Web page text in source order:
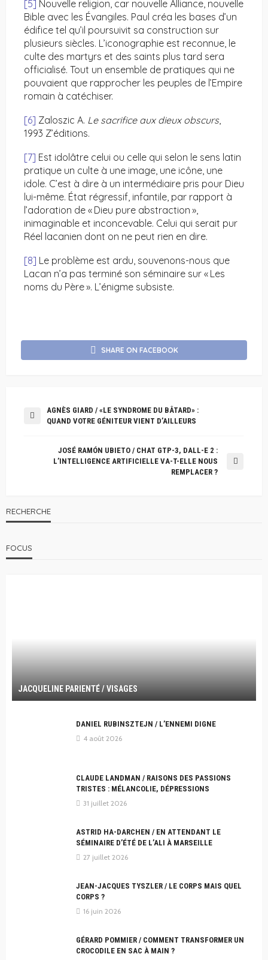
[5] Nouvelle religion, car nouvelle Alliance, nouvelle
Bible avec les Évangiles. Paul créa les bases d’un
édifice tel qu’il poursuivit sa construction sur
plusieurs siècles. L’iconographie est reconnue, le
culte des martyrs et des saints plus tard sera
officialisé. Tout un ensemble de pratiques qui ne
pouvaient que rapprocher les peuples de l’Empire
romain à catéchiser.
[6] Zaloszic A. Le sacrifice aux dieux obscurs,
1993 Z’éditions.
[7] Est idolâtre celui ou celle qui selon le sens latin
pratique un culte à une image, une icône, une
idole. C’est à dire à un intermédiaire pris pour Dieu
lui-même. État régressif, infantile, par rapport à
l’adoration de « Dieu pure abstraction »,
inimaginable et inconcevable. Celui qui serait pur
Réel lacanien dont on ne peut rien en dire.
[8] Le problème est ardu, souvenons-nous que
Lacan n’a pas terminé son séminaire sur « Les
noms du Père ». L’énigme subsiste.
SHARE ON FACEBOOK
AGNÈS GIARD / «LE SYNDROME DU BÂTARD» :
QUAND VOTRE GÉNITEUR VIENT D’AILLEURS
JOSÉ RAMÓN UBIETO / CHAT GTP-3, DALL-E 2 :
L’INTELLIGENCE ARTIFICIELLE VA-T-ELLE NOUS
REMPLACER ?
RECHERCHE
FOCUS
JACQUELINE PARIENTÉ / VISAGES
DANIEL RUBINSZTEJN / L’ENNEMI DIGNE
4 août 2026
CLAUDE LANDMAN / RAISONS DES PASSIONS
TRISTES : MÉLANCOLIE, DÉPRESSIONS
31 juillet 2026
ASTRID HA-DARCHEN / EN ATTENDANT LE
SÉMINAIRE D’ÉTÉ DE L’ALI À MARSEILLE
27 juillet 2026
JEAN-JACQUES TYSZLER / LE CORPS MAIS QUEL
CORPS ?
16 juin 2026
GÉRARD POMMIER / COMMENT TRANSFORMER UN
CROCODILE EN SAC À MAIN ?